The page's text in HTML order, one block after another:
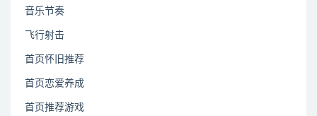
音乐节奏
飞行射击
首页怀旧推荐
首页恋爱养成
首页推荐游戏